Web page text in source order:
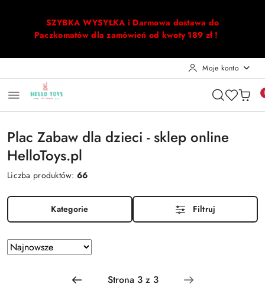
SZYBKA WYSYŁKA i Darmowa dostawa do
Paczkomatów dla zamówień od kwoty 189 zł !
Moje konto
Plac Zabaw dla dzieci - sklep online
HelloToys.pl
Liczba produktów:66
Kategorie Filtruj
Zastosowano
sortowanie:
Sortuj
według